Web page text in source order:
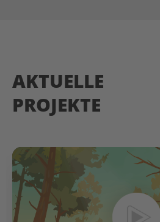
AKTUELLE
PROJEKTE